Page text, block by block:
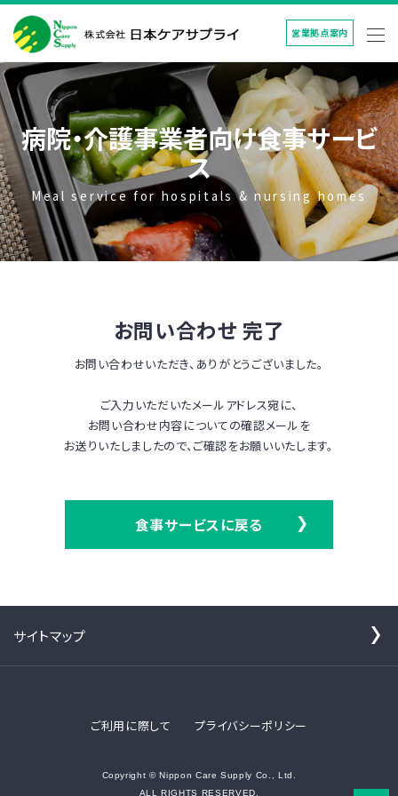
営業拠点案内
病院・介護事業者向け食事サービ
ス
Meal service for hospitals & nursing homes
お問い合わせ 完了
お問い合わせいただき、ありがとうございました。
ご入力いただいたメールアドレス宛に、
お問い合わせ内容についての確認メールを
お送りいたしましたので、ご確認をお願いいたします。
食事サービスに戻る
サイトマップ
ご利用に際して プライバシーポリシー
Copyright © Nippon Care Supply Co., Ltd.
ALL RIGHTS RESERVED.